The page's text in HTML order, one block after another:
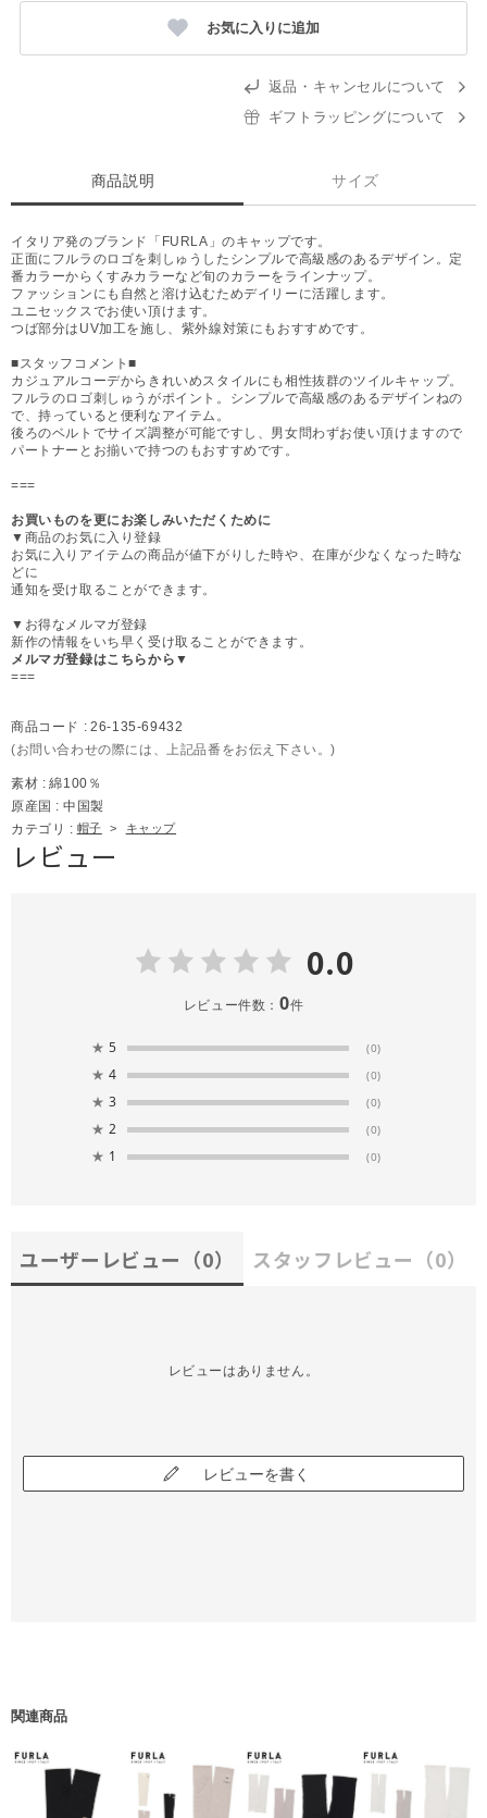
お気に入りに追加
返品・キャンセルについて
ギフトラッピングについて
商品説明 サイズ
イタリア発のブランド「FURLA」のキャップです。
正面にフルラのロゴを刺しゅうしたシンプルで高級感のあるデザイン。定
番カラーからくすみカラーなど旬のカラーをラインナップ。
ファッションにも自然と溶け込むためデイリーに活躍します。
ユニセックスでお使い頂けます。
つば部分はUV加工を施し、紫外線対策にもおすすめです。
■スタッフコメント■
カジュアルコーデからきれいめスタイルにも相性抜群のツイルキャップ。
フルラのロゴ刺しゅうがポイント。シンプルで高級感のあるデザインねの
で、持っていると便利なアイテム。
後ろのベルトでサイズ調整が可能ですし、男女問わずお使い頂けますので
パートナーとお揃いで持つのもおすすめです。
===
お買いものを更にお楽しみいただくために
▼商品のお気に入り登録
お気に入りアイテムの商品が値下がりした時や、在庫が少なくなった時な
どに
通知を受け取ることができます。
▼お得なメルマガ登録
新作の情報をいち早く受け取ることができます。
メルマガ登録はこちらから▼
===
商品コード : 26-135-69432
(お問い合わせの際には、上記品番をお伝え下さい。)
素材 : 綿100％
原産国 : 中国製
カテゴリ : 帽子 > キャップ
レビュー
0.0
レビュー件数： 0件
★ 5 (0)
★ 4 (0)
★ 3 (0)
★ 2 (0)
★ 1 (0)
ユーザーレビュー （0） スタッフレビュー （0）
レビューはありません。
レビューを書く
関連商品